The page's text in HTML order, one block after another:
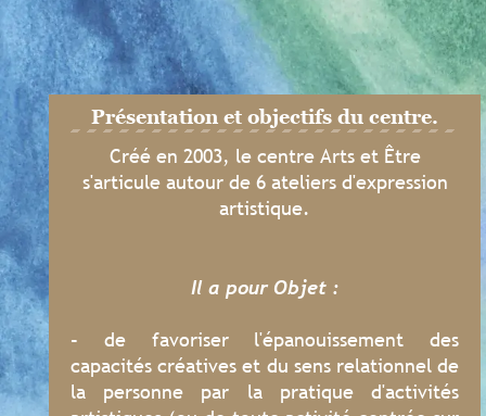
Présentation et objectifs du centre.
Créé en 2003, le centre Arts et Être
s'articule autour de 6 ateliers d'expression
artistique.
Il a pour Objet :
- de favoriser l'épanouissement des
capacités créatives et du sens relationnel de
la personne par la pratique d'activités